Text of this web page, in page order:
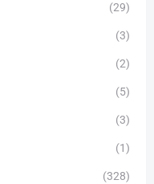
(29)
(3)
(2)
(5)
(3)
(1)
(328)